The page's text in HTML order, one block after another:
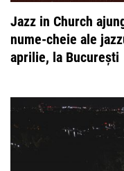
Jazz in Church
nume-cheie ale
aprilie, la București